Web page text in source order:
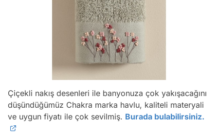
Çiçekli nakış desenleri ile banyonuza çok yakışacağını
düşündüğümüz Chakra marka havlu, kaliteli materyali
ve uygun fiyatı ile çok sevilmiş. Burada bulabilirsiniz.